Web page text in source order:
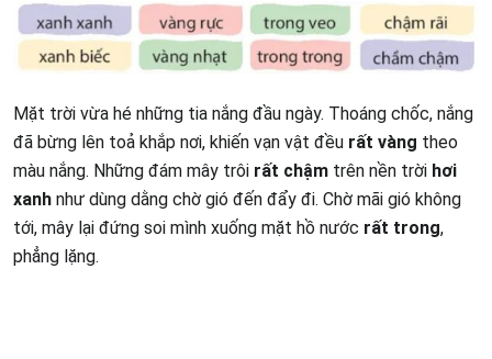
Mặt trời vừa hé những tia nắng đầu ngày. Thoáng chốc, nắng
đã bừng lên toả khắp nơi, khiến vạn vật đều rất vàng theo
màu nắng. Những đám mây trôi rất chậm trên nền trời hơi
xanh như dùng dằng chờ gió đến đẩy đi. Chờ mãi gió không
tới, mây lại đứng soi mình xuống mặt hồ nước rất trong,
phẳng lặng.